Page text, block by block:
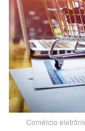
Comércio